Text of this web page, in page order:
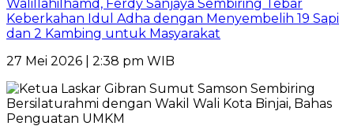
Walillahilhamd, Ferdy Sanjaya Sembiring Tebar
Keberkahan Idul Adha dengan Menyembelih 19 Sapi
dan 2 Kambing untuk Masyarakat
27 Mei 2026 | 2:38 pm WIB